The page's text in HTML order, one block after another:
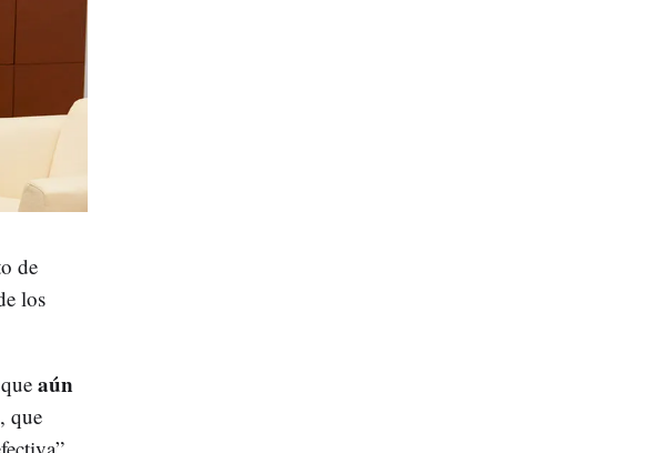
de
los
aún
que